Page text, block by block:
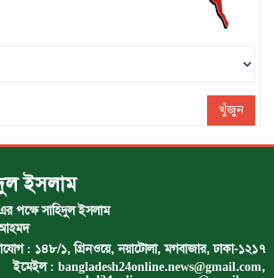
ট্রাম্প প্রশাসন ছাড়ার ঘোষণা ধনকুবের ইলন
খুঁজুন
ইসলাম
পক্ষে সাহিদুল ইসলাম
আহমদ
: ১৪৮/১, গ্রিনওয়ে, নয়াটোলা, মগবাজার, ঢাকা-১২১৭
ইমেইল : bangladesh24online.news@gmail.com,